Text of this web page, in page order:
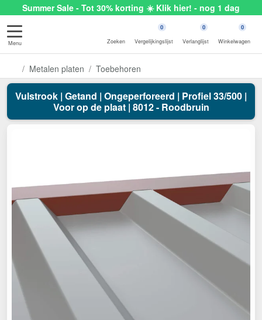
Summer Sale - Tot 30% korting ☀️ Klik hier! - nog 1 dag
Menu Zoeken
0
Vergelijkingslijst
0
Verlanglijst
0
Winkelwagen
Metalen platen Toebehoren
Vulstrook | Getand | Ongeperforeerd | Profiel 33/500 |
Voor op de plaat | 8012 - Roodbruin